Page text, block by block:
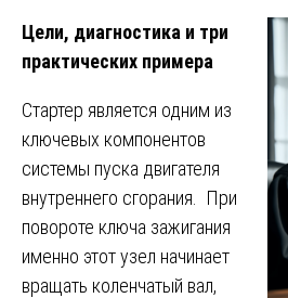
Цели, диагностика и три
практических примера
Стартер является одним из
ключевых компонентов
системы пуска двигателя
внутреннего сгорания. При
повороте ключа зажигания
именно этот узел начинает
вращать коленчатый вал,